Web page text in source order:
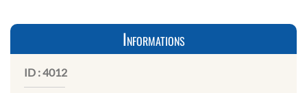
Informations
ID :4012